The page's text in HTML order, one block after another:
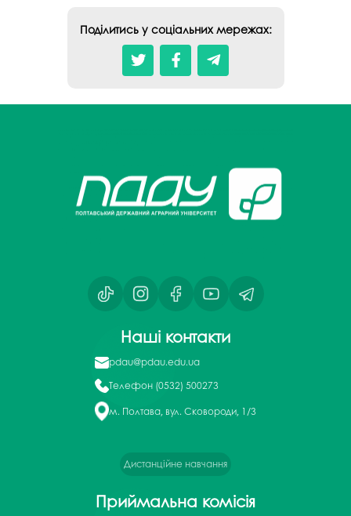
Поділитись у соціальних мережах:
Наші контакти
pdau@pdau.edu.ua
Телефон (0532) 500273
м. Полтава, вул. Сковороди, 1/3
Дистанційне навчання
Приймальна комісія